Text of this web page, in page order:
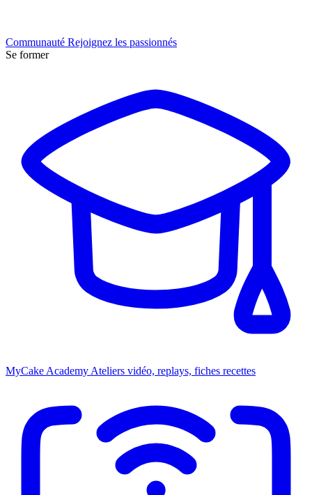
Communauté Rejoignez les passionnés
Se former
MyCake Academy Ateliers vidéo, replays, fiches recettes